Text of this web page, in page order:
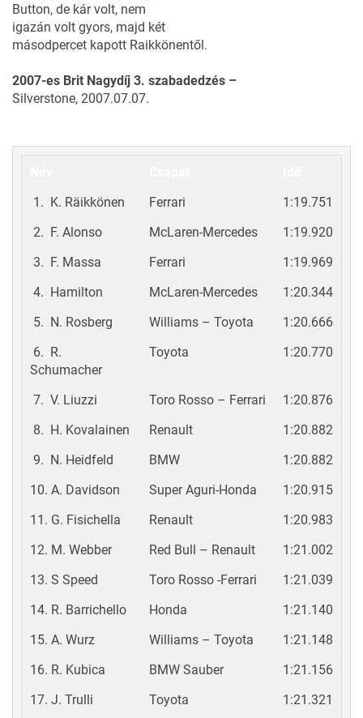
Button, de kár volt, nem
igazán volt gyors, majd két
másodpercet kapott Raikkönentől.
2007-es Brit Nagydíj 3. szabadedzés –
Silverstone, 2007.07.07.
1. K. Räikkönen
Ferrari
1:19.751
2. F. Alonso
McLaren-Mercedes
1:19.920
3. F. Massa
Ferrari
1:19.969
4. Hamilton
McLaren-Mercedes
1:20.344
5. N. Rosberg
Williams – Toyota
1:20.666
6. R.
Schumacher
Toyota 1:20.770
7. V. Liuzzi Toro Rosso – Ferrari
1:20.876
8. H. Kovalainen
Renault
1:20.882
9. N. Heidfeld
BMW
1:20.882
10. A. Davidson
Super Aguri-Honda
1:20.915
11. G. Fisichella
Renault
1:20.983
12. M. Webber
Red Bull – Renault
1:21.002
13. S Speed
Toro Rosso -Ferrari
1:21.039
14. R. Barrichello
Honda
1:21.140
15. A. Wurz
Williams – Toyota
1:21.148
16. R. Kubica
BMW Sauber
1:21.156
17. J. Trulli
Toyota
1:21.321